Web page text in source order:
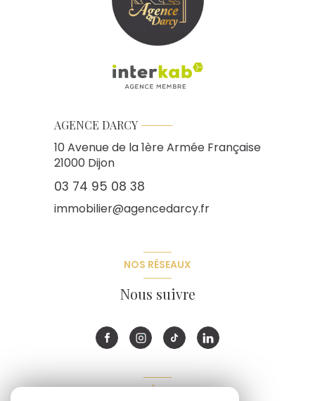
AGENCE DARCY
10 Avenue de la 1ère Armée Française
21000 Dijon
03 74 95 08 38
immobilier@agencedarcy.fr
NOS RÉSEAUX
Nous suivre
ADHÉRENTS